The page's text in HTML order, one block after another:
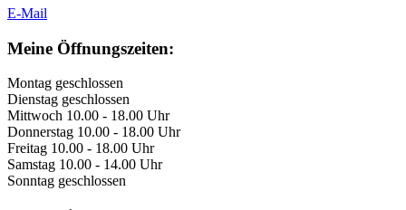
E-Mail
Meine Öffnungszeiten:
Montag geschlossen
Dienstag geschlossen
Mittwoch 10.00 - 18.00 Uhr
Donnerstag 10.00 - 18.00 Uhr
Freitag 10.00 - 18.00 Uhr
Samstag 10.00 - 14.00 Uhr
Sonntag geschlossen